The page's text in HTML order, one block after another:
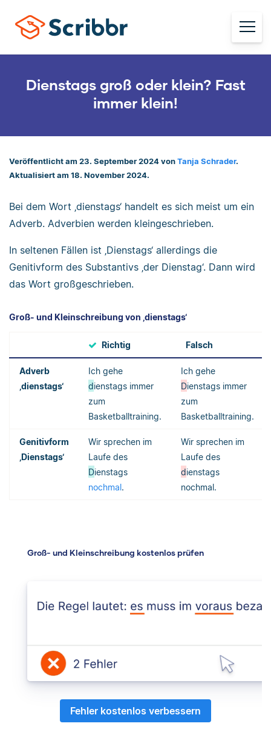
Dienstags groß oder klein? Fast
immer klein!
Veröffentlicht am 23. September 2024 von Tanja Schrader.
Aktualisiert am 18. November 2024.
Bei dem Wort ‚dienstags‘ handelt es sich meist um ein
Adverb. Adverbien werden kleingeschrieben.
In seltenen Fällen ist ‚Dienstags‘ allerdings die
Genitivform des Substantivs ‚der Dienstag‘. Dann wird
das Wort großgeschrieben.
Groß- und Kleinschreibung von ‚dienstags‘
Richtig Falsch
Adverb
‚dienstags‘
Ich gehe
dienstags immer
zum
Basketballtraining.
Ich gehe
Dienstags immer
zum
Basketballtraining.
Genitivform
‚Dienstags‘
Wir sprechen im
Laufe des
Dienstags
nochmal.
Wir sprechen im
Laufe des
dienstags
nochmal.
Groß- und Kleinschreibung kostenlos prüfen
Fehler kostenlos verbessern